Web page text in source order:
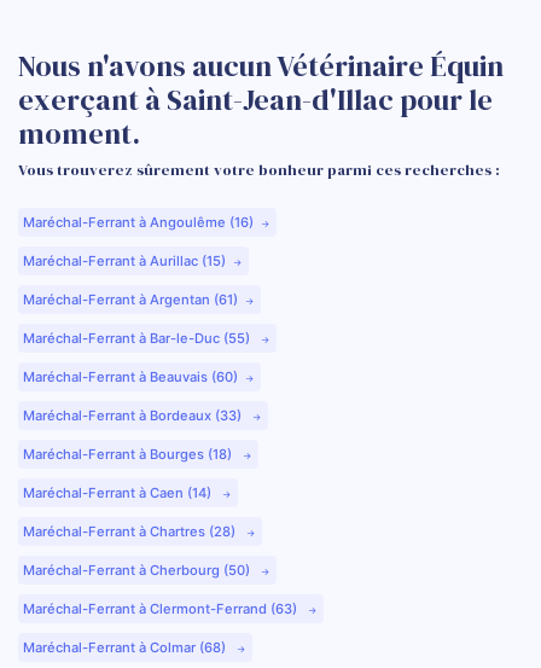
Nous n'avons aucun Vétérinaire Équin
exerçant à Saint-Jean-d'Illac pour le
moment.
Vous trouverez sûrement votre bonheur parmi ces recherches :
Maréchal-Ferrant à Angoulême (16)
Maréchal-Ferrant à Aurillac (15)
Maréchal-Ferrant à Argentan (61)
Maréchal-Ferrant à Bar-le-Duc (55)
Maréchal-Ferrant à Beauvais (60)
Maréchal-Ferrant à Bordeaux (33)
Maréchal-Ferrant à Bourges (18)
Maréchal-Ferrant à Caen (14)
Maréchal-Ferrant à Chartres (28)
Maréchal-Ferrant à Cherbourg (50)
Maréchal-Ferrant à Clermont-Ferrand (63)
Maréchal-Ferrant à Colmar (68)